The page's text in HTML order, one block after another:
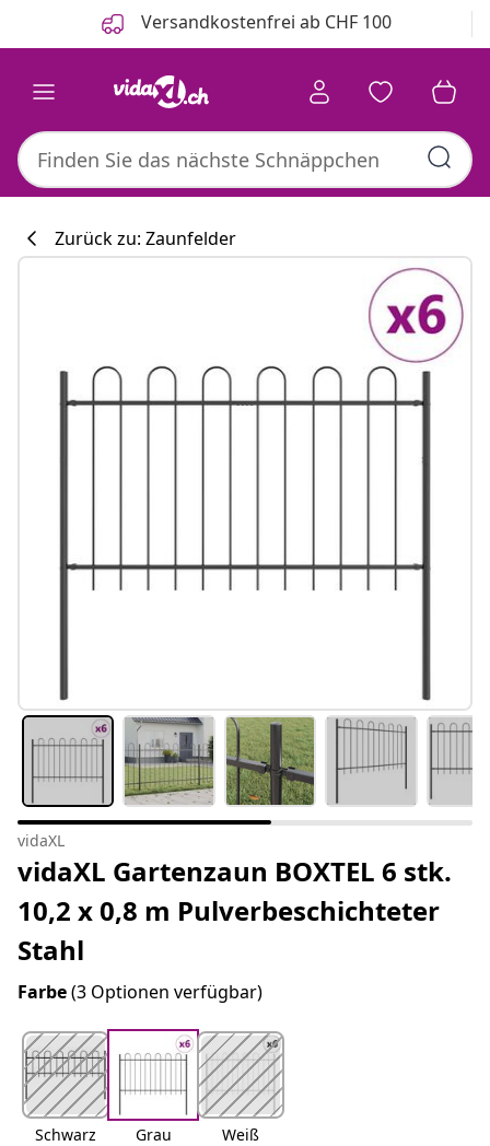
Versandkostenfrei ab CHF 100
Zurück zu: Zaunfelder
vidaXL
vidaXL Gartenzaun BOXTEL 6 stk.
10,2 x 0,8 m Pulverbeschichteter
Stahl
Farbe(3 Optionen verfügbar)
Schwarz Grau Weiß